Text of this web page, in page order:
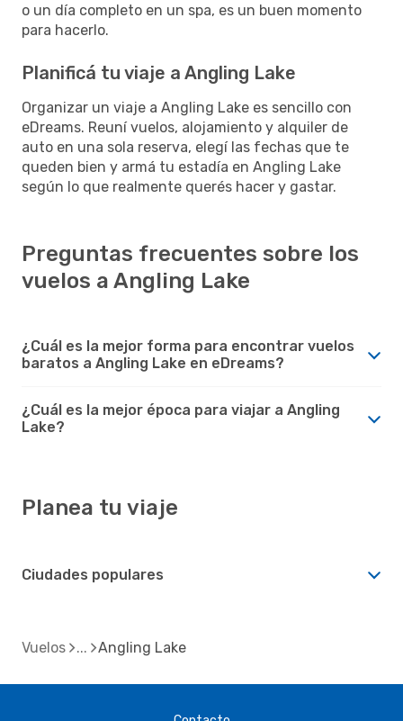
o un día completo en un spa, es un buen momento
para hacerlo.
Planificá tu viaje a Angling Lake
Organizar un viaje a Angling Lake es sencillo con
eDreams. Reuní vuelos, alojamiento y alquiler de
auto en una sola reserva, elegí las fechas que te
queden bien y armá tu estadía en Angling Lake
según lo que realmente querés hacer y gastar.
Preguntas frecuentes sobre los
vuelos a Angling Lake
¿Cuál es la mejor forma para encontrar vuelos
baratos a Angling Lake en eDreams?
¿Cuál es la mejor época para viajar a Angling
Lake?
Planea tu viaje
Ciudades populares
Vuelos Angling Lake